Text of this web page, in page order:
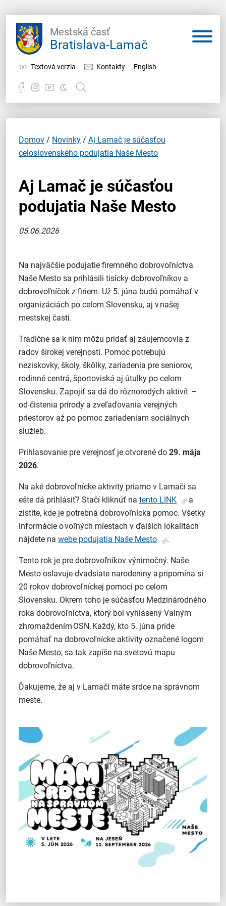
Mestská časť
Bratislava-Lamač
Textová verzia Kontakty English
Samospráva
Miestny úrad
O Lamači
Domov / Novinky / Aj Lamač je súčasťou
celoslovenského podujatia Naše Mesto
Aj Lamač je súčasťou
podujatia Naše Mesto
05.06.2026
Na najväčšie podujatie firemného dobrovoľníctva
Naše Mesto sa prihlásili tisícky dobrovoľníkov a
dobrovoľníčok z firiem. Už 5. júna budú pomáhať v
organizáciách po celom Slovensku, aj v našej
mestskej časti.
Tradične sa k nim môžu pridať aj záujemcovia z
radov širokej verejnosti. Pomoc potrebujú
neziskovky, školy, škôlky, zariadenia pre seniorov,
rodinné centrá, športoviská aj útulky po celom
Slovensku. Zapojiť sa dá do rôznorodých aktivít –
od čistenia prírody a zveľaďovania verejných
priestorov až po pomoc zariadeniam sociálnych
služieb.
Prihlasovanie pre verejnosť je otvorené do 29. mája
2026.
Na aké dobrovoľnícke aktivity priamo v Lamači sa
ešte dá prihlásiť? Stačí kliknúť na tento LINK
a
zistíte, kde je potrebná dobrovoľnícka pomoc. Všetky
informácie o voľných miestach v ďalších lokalitách
nájdete na webe podujatia Naše Mesto .
Tento rok je pre dobrovoľníkov výnimočný. Naše
Mesto oslavuje dvadsiate narodeniny a pripomína si
20 rokov dobrovoľníckej pomoci po celom
Slovensku. Okrem toho je súčasťou Medzinárodného
roka dobrovoľníctva, ktorý bol vyhlásený Valným
zhromaždením OSN. Každý, kto 5. júna príde
pomáhať na dobrovoľnícke aktivity označené logom
Naše Mesto, sa tak zapíše na svetovú mapu
dobrovoľníctva.
Ďakujeme, že aj v Lamači máte srdce na správnom
meste.